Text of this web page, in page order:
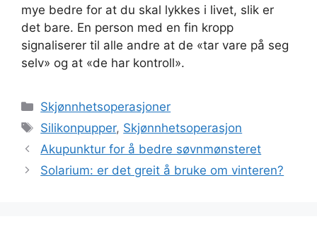
mye bedre for at du skal lykkes i livet, slik er
det bare. En person med en fin kropp
signaliserer til alle andre at de «tar vare på seg
selv» og at «de har kontroll».
Kategorier
Skjønnhetsoperasjoner
Stikkord
Silikonpupper, Skjønnhetsoperasjon
Akupunktur for å bedre søvnmønsteret
Solarium: er det greit å bruke om vinteren?